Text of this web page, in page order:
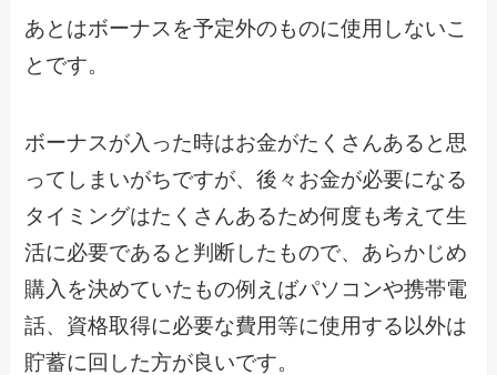
あとはボーナスを予定外のものに使用しないこ
とです。
ボーナスが入った時はお金がたくさんあると思
ってしまいがちですが、後々お金が必要になる
タイミングはたくさんあるため何度も考えて生
活に必要であると判断したもので、あらかじめ
購入を決めていたもの例えばパソコンや携帯電
話、資格取得に必要な費用等に使用する以外は
貯蓄に回した方が良いです。